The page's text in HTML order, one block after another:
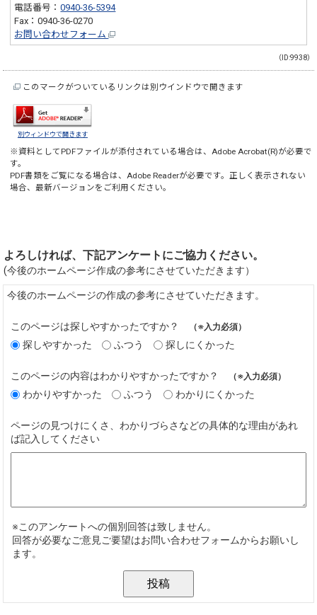
電話番号：0940-36-5394
Fax：0940-36-0270
お問い合わせフォーム
（ID:9938）
このマークがついているリンクは別ウインドウで開きます
別ウィンドウで開きます
※資料としてPDFファイルが添付されている場合は、 Adobe Acrobat(R)が必要で
す。
PDF書類をご覧になる場合は、 Adobe Readerが必要です。正しく表示されない
場合、最新バージョンをご利用ください。